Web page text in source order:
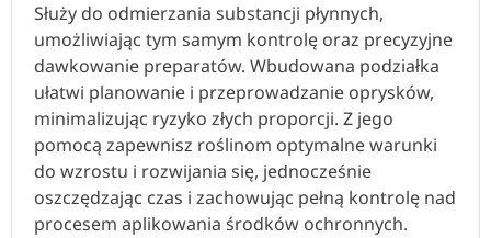
Służy do odmierzania substancji płynnych,
umożliwiając tym samym kontrolę oraz precyzyjne
dawkowanie preparatów. Wbudowana podziałka
ułatwi planowanie i przeprowadzanie oprysków,
minimalizując ryzyko złych proporcji. Z jego
pomocą zapewnisz roślinom optymalne warunki
do wzrostu i rozwijania się, jednocześnie
oszczędzając czas i zachowując pełną kontrolę nad
procesem aplikowania środków ochronnych.